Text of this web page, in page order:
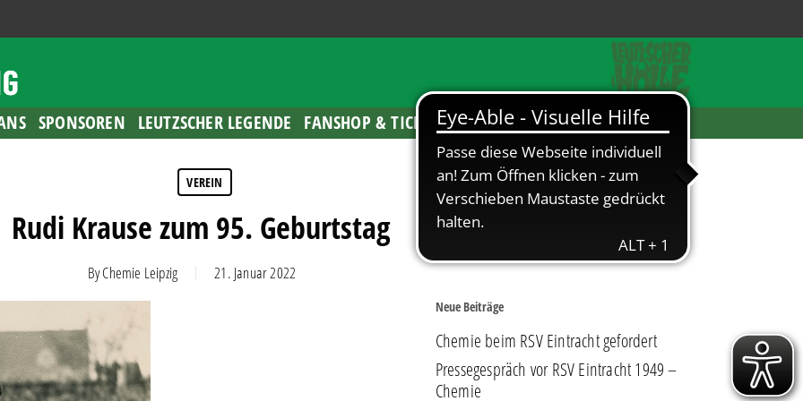
SPONSOREN LEUTZSCHER LEGENDE FANSHOP & TICKETS
VEREIN
Rudi Krause zum 95. Geburtstag
ByChemie Leipzig 21. Januar 2022
Neue Beiträge
Chemie beim RSV Eintracht gefordert
Pressegespräch vor RSV Eintracht 1949 –
Chemie